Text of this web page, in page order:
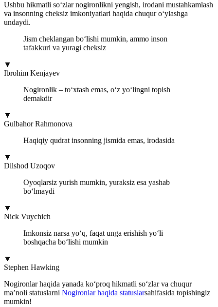
Ushbu hikmatli so‘zlar nogironlikni yengish, irodani mustahkamlash
va insonning cheksiz imkoniyatlari haqida chuqur o‘ylashga
undaydi.
Jism cheklangan bo‘lishi mumkin, ammo inson
tafakkuri va yuragi cheksiz
🔽
Ibrohim Kenjayev
Nogironlik – to‘xtash emas, o‘z yo‘lingni topish
demakdir
🔽
Gulbahor Rahmonova
Haqiqiy qudrat insonning jismida emas, irodasida
🔽
Dilshod Uzoqov
Oyoqlarsiz yurish mumkin, yuraksiz esa yashab
bo‘lmaydi
🔽
Nick Vuychich
Imkonsiz narsa yo‘q, faqat unga erishish yo‘li
boshqacha bo‘lishi mumkin
🔽
Stephen Hawking
Nogironlar haqida yanada ko‘proq hikmatli so‘zlar va chuqur
ma’noli statuslarni Nogironlar haqida statuslarsahifasida topishingiz
mumkin!